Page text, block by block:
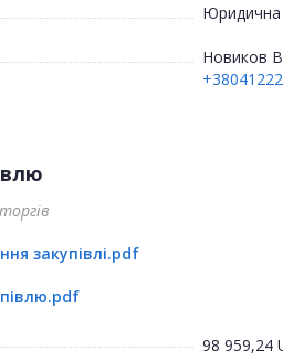
Юридична
Новиков
закупівлі.pdf
98 959,24